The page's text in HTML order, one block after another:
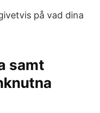
på vad dina
samt